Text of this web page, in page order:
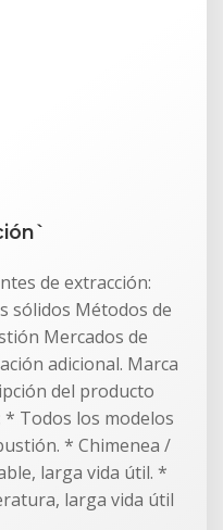
de extracción:
sólidos Métodos de
Mercados de
adicional. Marca
del producto
Todos los modelos
* Chimenea /
larga vida útil. *
larga vida útil